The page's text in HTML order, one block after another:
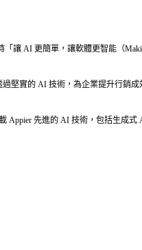
AI 更簡單，讓軟體更智能（
堅實的 AI 技術，為企業提升行銷
Appier 先進的 AI 技術，包括生成